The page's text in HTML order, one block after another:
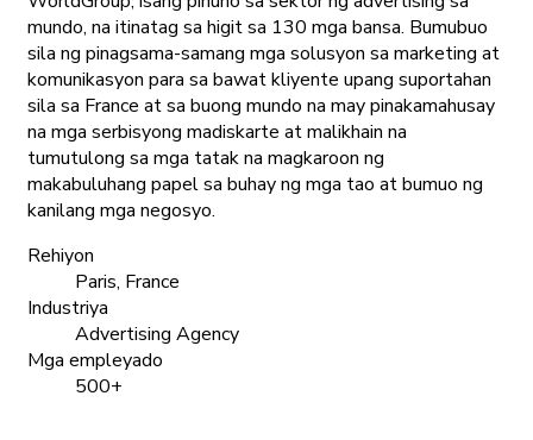
mundo, na itinatag sa higit sa 130 mga bansa. Bumubuo
sila ng pinagsama-samang mga solusyon sa marketing at
komunikasyon para sa bawat kliyente upang suportahan
sila sa France at sa buong mundo na may pinakamahusay
na mga serbisyong madiskarte at malikhain na
tumutulong sa mga tatak na magkaroon ng
makabuluhang papel sa buhay ng mga tao at bumuo ng
kanilang mga negosyo.
Rehiyon
Paris, France
Industriya
Advertising Agency
Mga empleyado
500+